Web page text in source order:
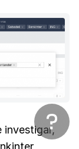
investigar,